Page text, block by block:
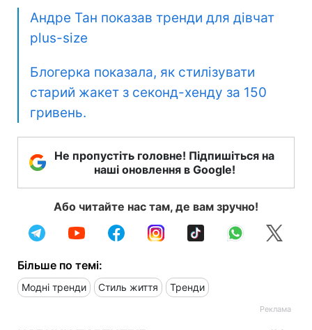
Андре Тан показав тренди для дівчат
plus-size
Блогерка показала, як стилізувати
старий жакет з секонд-хенду за 150
гривень.
Не пропустіть головне! Підпишіться на
наші оновлення в Google!
Або читайте нас там, де вам зручно!
Більше по темі:
Модні тренди Стиль життя Тренди